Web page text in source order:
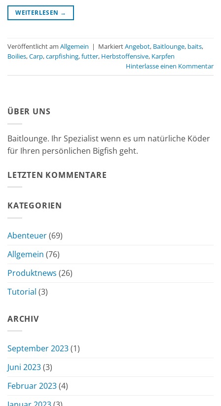
WEITERLESEN →
Veröffentlicht am Allgemein | MarkiertAngebot, Baitlounge, baits,
Boilies,Carp,carpfishing,futter, Herbstoffensive, Karpfen
Hinterlasse einen Kommentar
ÜBER UNS
Baitlounge. Ihr Spezialist wenn es um natürliche Köder
für Ihren persönlichen Bigfish geht.
LETZTEN KOMMENTARE
KATEGORIEN
Abenteuer(69)
Allgemein (76)
Produktnews (26)
Tutorial (3)
ARCHIV
September 2023(1)
Juni 2023(3)
Februar 2023(4)